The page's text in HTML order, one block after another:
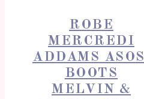
ROBE
MERCREDI
ADDAMS ASOS
BOOTS
MELVIN &